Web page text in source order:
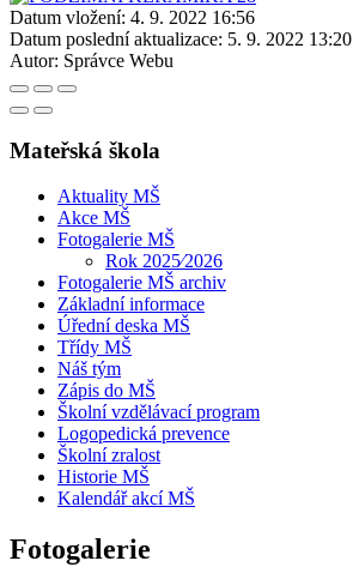
Datum vložení: 4. 9. 2022 16:56
Datum poslední aktualizace: 5. 9. 2022 13:20
Autor: Správce Webu
Mateřská škola
Aktuality MŠ
Akce MŠ
Fotogalerie MŠ
Rok 2025⁄2026
Fotogalerie MŠ archiv
Základní informace
Úřední deska MŠ
Třídy MŠ
Náš tým
Zápis do MŠ
Školní vzdělávací program
Logopedická prevence
Školní zralost
Historie MŠ
Kalendář akcí MŠ
Fotogalerie